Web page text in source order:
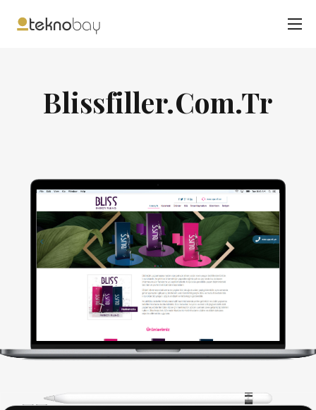
Blissfiller.Com.Tr